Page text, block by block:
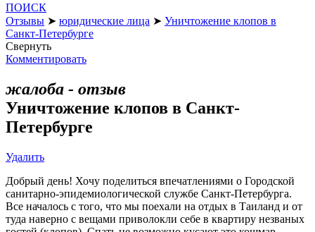
ПОИСК
Отзывы ➤ юридические лица ➤ Уничтожение клопов в
Санкт-Петербурге
Свернуть
Комментировать
жалоба - отзыв
Уничтожение клопов в Санкт-
Петербурге
Удалить
Добрый день! Хочу поделиться впечатлениями о Городской
санитарно-эпидемиологической службе Санкт-Петербурга.
Все началось с того, что мы поехали на отдых в Таиланд и от
туда наверно с вещами приволокли себе в квартиру незваных